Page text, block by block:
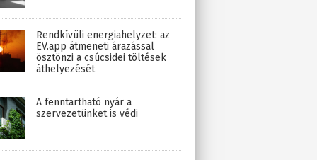
Rendkívüli energiahelyzet: az
EV.app átmeneti árazással
ösztönzi a csúcsidei töltések
áthelyezését
A fenntartható nyár a
szervezetünket is védi